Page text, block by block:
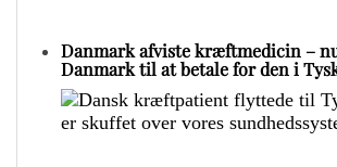
Danmark afviste kræftmedicin –
Danmark til at betale for den i